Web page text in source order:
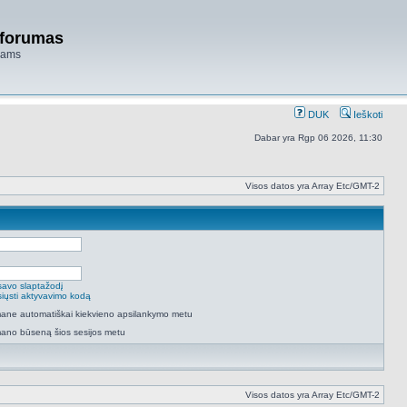
DUK Ieškoti
Dabar yra Rgp 06 2026, 11:30
Visos datos yra Array Etc/GMT-2
slaptažodį
aktyvavimo kodą
automatiškai kiekvieno apsilankymo metu
būseną šios sesijos metu
Visos datos yra Array Etc/GMT-2